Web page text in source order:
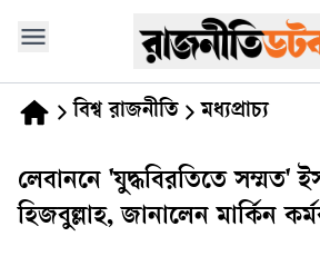
বিশ্ব রাজনীতি মধ্যপ্রাচ্য
লেবাননে 'যুদ্ধবিরতিতে সম্মত'
হিজবুল্লাহ, জানালেন মার্কিন